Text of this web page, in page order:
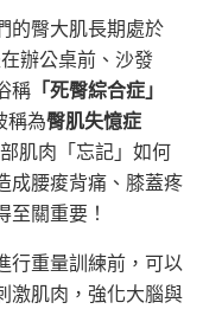
的臀大肌長期處於
辦公桌前、沙發
稱 「死臀綜合症」
稱為臀肌失憶症
肌肉「忘記」如何
成腰痠背痛、膝蓋疼
關重要！
行重量訓練前，可以
激肌肉，強化大腦與